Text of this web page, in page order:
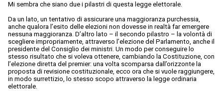
Mi sembra che siano due i pilastri di questa legge elettorale.
Da un lato, un tentativo di assicurare una maggioranza purchessia,
anche qualora l’esito delle elezioni non dovesse in realtà far emergere
nessuna maggioranza. D’altro lato – il secondo pilastro – la volontà di
scegliere impropriamente, attraverso l’elezione del Parlamento, anche il
presidente del Consiglio dei ministri. Un modo per conseguire lo
stesso risultato che si voleva ottenere, cambiando la Costituzione, con
l’elezione diretta del premier: una volta scomparsa dall’orizzonte la
proposta di revisione costituzionale, ecco ora che si vuole raggiungere,
in modo surrettizio, lo stesso scopo attraverso la legge ordinaria
elettorale.